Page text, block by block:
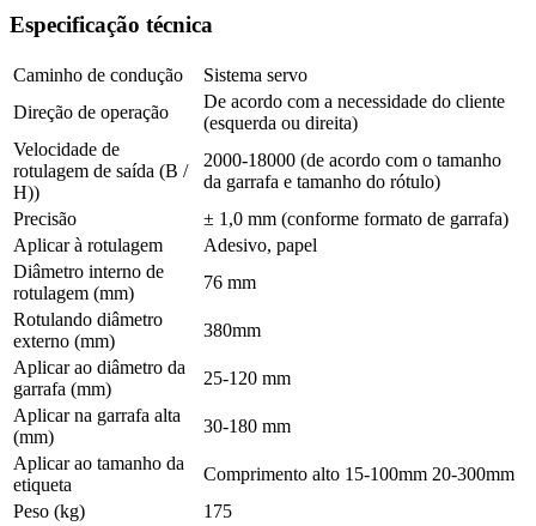
Especificação técnica
Caminho de condução
Sistema servo
Direção de operação
De acordo com a necessidade do cliente
(esquerda ou direita)
Velocidade de
rotulagem de saída (B /
H))
2000-18000 (de acordo com o tamanho
da garrafa e tamanho do rótulo)
Precisão
± 1,0 mm (conforme formato de garrafa)
Aplicar à rotulagem
Adesivo, papel
Diâmetro interno de
rotulagem (mm)
76 mm
Rotulando diâmetro
externo (mm)
380mm
Aplicar ao diâmetro da
garrafa (mm)
25-120 mm
Aplicar na garrafa alta
(mm)
30-180 mm
Aplicar ao tamanho da
etiqueta
Comprimento alto 15-100mm 20-300mm
Peso (kg)
175